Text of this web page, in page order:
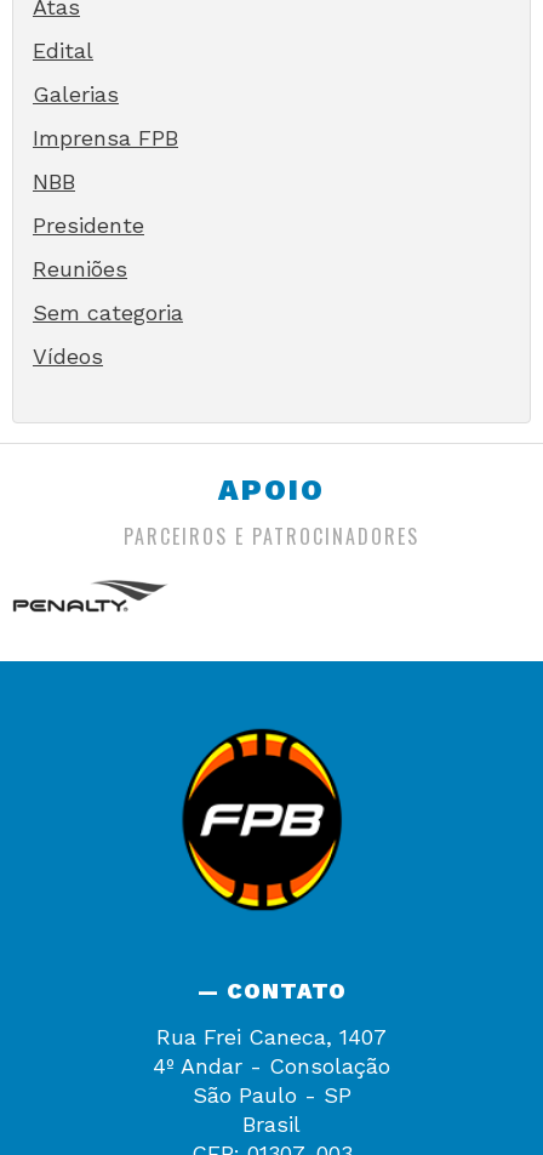
Atas
Edital
Galerias
Imprensa FPB
NBB
Presidente
Reuniões
Sem categoria
Vídeos
APOIO
PARCEIROS E PATROCINADORES
— CONTATO
Rua Frei Caneca, 1407
4º Andar - Consolação
São Paulo - SP
Brasil